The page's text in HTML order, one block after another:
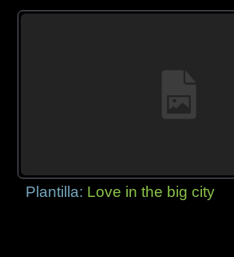
Plantilla: Love in the big city